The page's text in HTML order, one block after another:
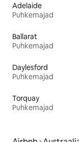
Adelaide
Puhkemajad
Ballarat
Puhkemajad
Daylesford
Puhkemajad
Torquay
Puhkemajad